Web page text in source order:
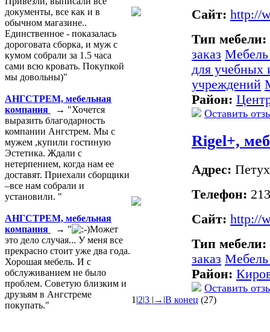
документы, все как и в
обычном магазине..
Единственное - показалась
дороговата сборка, и муж с
кумом собрали за 1.5 часа
сами всю кровать. Покупкой
мы довольны)"
АНГСТРЕМ, мебельная
компания
→ "Хочется
выразить благодарность
компании Ангстрем. Мы с
мужем ,купили гостиную
Эстетика. Ждали с
нетерпением, когда нам ее
доставят. Приехали сборщики
–все нам собрали и
установили. "
АНГСТРЕМ, мебельная
компания
→ "
Может
это дело случая... У меня все
прекрасно стоит уже два года.
Хорошая мебель. И с
обслуживанием не было
проблем. Советую близким и
друзьям в Ангстреме
покупать."
Сайт: http://
Тип мебели:
заказ Мебель
для учебных
учреждений
Район:
Оставить
Rigel+,
Адрес:
Телефон:
Сайт: http://
Тип мебели:
заказ
Район:
Оставить
1 |2|3 | → |В конец (27)